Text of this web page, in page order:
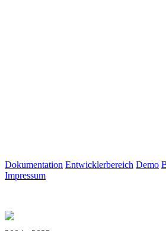
Dokumentation Entwicklerbereich Demo
Impressum